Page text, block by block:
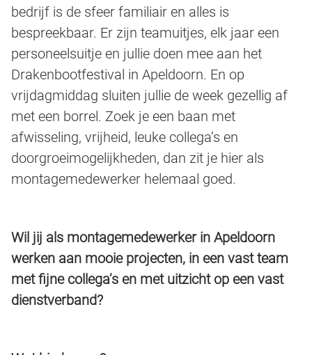
bedrijf is de sfeer familiair en alles is
bespreekbaar. Er zijn teamuitjes, elk jaar een
personeelsuitje en jullie doen mee aan het
Drakenbootfestival in Apeldoorn. En op
vrijdagmiddag sluiten jullie de week gezellig af
met een borrel. Zoek je een baan met
afwisseling, vrijheid, leuke collega’s en
doorgroeimogelijkheden, dan zit je hier als
montagemedewerker helemaal goed.
Wil jij als montagemedewerker in Apeldoorn
werken aan mooie projecten, in een vast team
met fijne collega’s en met uitzicht op een vast
dienstverband?